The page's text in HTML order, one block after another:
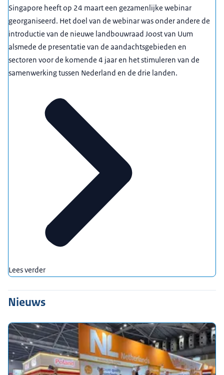
Singapore heeft op 24 maart een gezamenlijke webinar
georganiseerd. Het doel van de webinar was onder andere de
introductie van de nieuwe landbouwraad Joost van Uum
alsmede de presentatie van de aandachtsgebieden en
sectoren voor de komende 4 jaar en het stimuleren van de
samenwerking tussen Nederland en de drie landen.
Lees verder
Nieuws